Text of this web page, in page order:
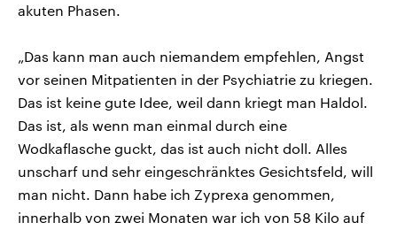
akuten Phasen.
„Das kann man auch niemandem empfehlen, Angst
vor seinen Mitpatienten in der Psychiatrie zu kriegen.
Das ist keine gute Idee, weil dann kriegt man Haldol.
Das ist, als wenn man einmal durch eine
Wodkaflasche guckt, das ist auch nicht doll. Alles
unscharf und sehr eingeschränktes Gesichtsfeld, will
man nicht. Dann habe ich Zyprexa genommen,
innerhalb von zwei Monaten war ich von 58 Kilo auf